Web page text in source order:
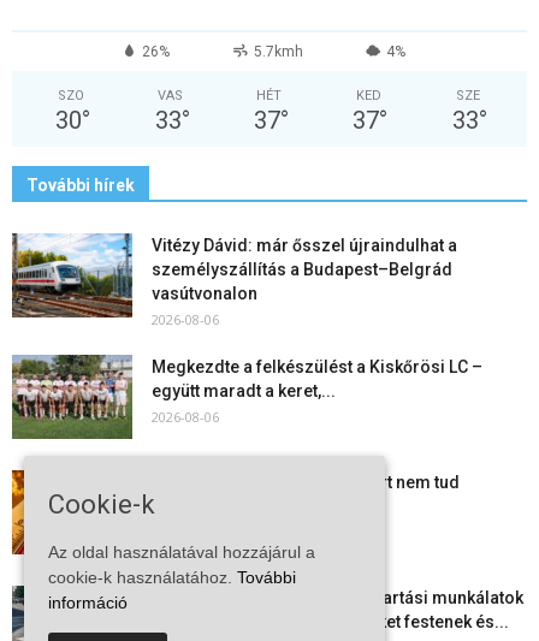
26% 5.7kmh 4%
SZO
30°
VAS
33°
HÉT
37°
KED
37°
SZE
33°
További hírek
Vitézy Dávid: már ősszel újraindulhat a
személyszállítás a Budapest–Belgrád
vasútvonalon
2026-08-06
Megkezdte a felkészülést a Kiskőrösi LC –
együtt maradt a keret,...
2026-08-06
Mi történik Európa felett? Ezért nem tud
szabadulni a kontinens a...
Folyamatosak a nyári karbantartási munkálatok
Kiskőrösön – útburkolati jeleket festenek és...
Cookie-k
Az oldal használatával hozzájárul a
cookie-k használatához. További
információ